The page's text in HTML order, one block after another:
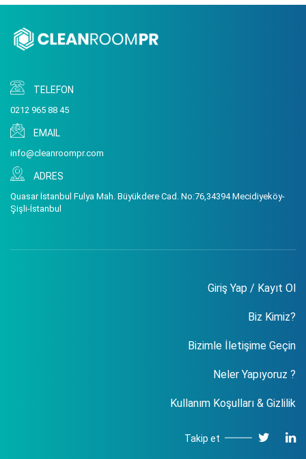
TELEFON
0212 965 88 45
EMAIL
info@cleanroompr.com
ADRES
Quasar İstanbul Fulya Mah. Büyükdere Cad. No:76,34394 Mecidiyeköy-
Şişli-İstanbul
Giriş Yap / Kayıt Ol
Biz Kimiz?
Bizimle İletişime Geçin
Neler Yapıyoruz ?
Kullanım Koşulları & Gizlilik
Takip et